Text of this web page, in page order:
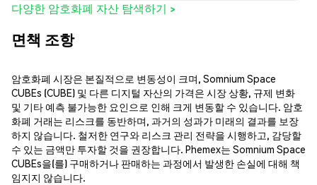
다양한 암호화폐 자산 탐색하기 >
면책 조항
암호화폐 시장은 본질적으로 변동성이 크며, Somnium Space
CUBEs (CUBE) 및 다른 디지털 자산의 가격은 시장 상황, 규제 변화
및 기타 예측 불가능한 요인으로 인해 크게 변동할 수 있습니다. 암호
화폐 거래는 리스크를 동반하며, 과거의 성과가 미래의 결과를 보장
하지 않습니다. 철저한 연구와 리스크 관리 전략을 시행하고, 감당할
수 있는 금액만 투자할 것을 권장합니다. Phemex는 Somnium Space
CUBEs을(를) 구매하거나 판매하는 과정에서 발생한 손실에 대해 책
임지지 않습니다.